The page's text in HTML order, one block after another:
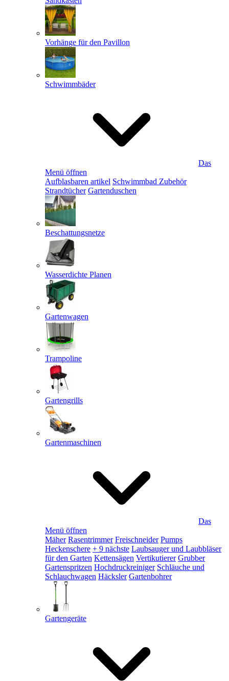
Vorhänge für den Pavillon
Schwimmbäder
Das
Menü öffnen
Aufblasbaren artikel Schwimmbad Zubehör
Strandtücher Gartenduschen
Beschattungsnetze
Wasserdichte Planen
Gartenwagen
Trampoline
Gartengrills
Gartenmaschinen
Das
Menü öffnen
Mäher Rasentrimmer Freischneider Pumps
Heckenschere + 9 nächste Laubsauger und Laubbläser
für den Garten Kettensägen Vertikutierer Grubber
Gartenspritzen Hochdruckreiniger Schläuche und
Schlauchwagen Häcksler Gartenbohrer
Gartengeräte